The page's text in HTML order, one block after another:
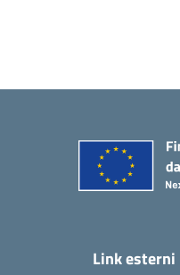
Link esterni